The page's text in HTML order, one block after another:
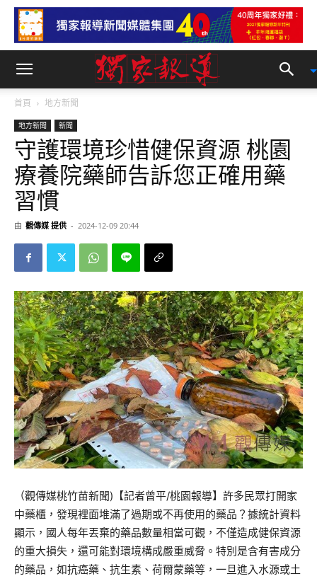
首頁 地方新聞
地方新聞 新聞
守護環境珍惜健保資源 桃園
療養院藥師告訴您正確用藥
習慣
由 觀傳媒 提供 - 2024-12-09 20:44
（觀傳媒桃竹苗新聞)【記者曾平/桃園報導】許多民眾打開家
中藥櫃，發現裡面堆滿了過期或不再使用的藥品？據統計資料
顯示，國人每年丟棄的藥品數量相當可觀，不僅造成健保資源
的重大損失，還可能對環境構成嚴重威脅。特別是含有害成分
的藥品，如抗癌藥、抗生素、荷爾蒙藥等，一旦進入水源或土